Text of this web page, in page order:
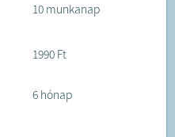
10 munkanap
1990 Ft
6 hónap